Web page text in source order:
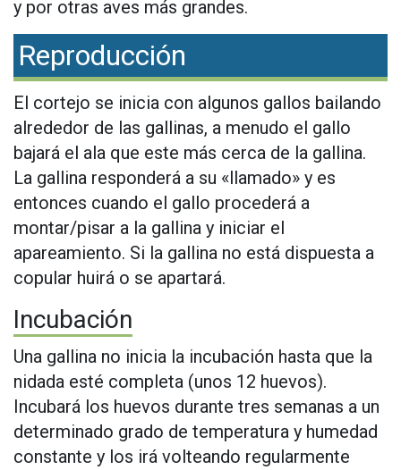
y por otras aves más grandes.
Reproducción
El cortejo se inicia con algunos gallos bailando
alrededor de las gallinas, a menudo el gallo
bajará el ala que este más cerca de la gallina.
La gallina responderá a su «llamado» y es
entonces cuando el gallo procederá a
montar/pisar a la gallina y iniciar el
apareamiento. Si la gallina no está dispuesta a
copular huirá o se apartará.
Incubación
Una gallina no inicia la incubación hasta que la
nidada esté completa (unos 12 huevos).
Incubará los huevos durante tres semanas a un
determinado grado de temperatura y humedad
constante y los irá volteando regularmente